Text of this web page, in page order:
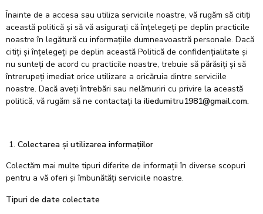
Înainte de a accesa sau utiliza serviciile noastre, vă rugăm să citiți
această politică și să vă asigurați că înțelegeți pe deplin practicile
noastre în legătură cu informațiile dumneavoastră personale. Dacă
citiți și înțelegeți pe deplin această Politică de confidențialitate și
nu sunteți de acord cu practicile noastre, trebuie să părăsiți și să
întrerupeți imediat orice utilizare a oricăruia dintre serviciile
noastre. Dacă aveți întrebări sau nelămuriri cu privire la această
politică, vă rugăm să ne contactați la iliedumitru1981@gmail.com.
Colectarea și utilizarea informațiilor
Colectăm mai multe tipuri diferite de informații în diverse scopuri
pentru a vă oferi și îmbunătăți serviciile noastre.
Tipuri de date colectate